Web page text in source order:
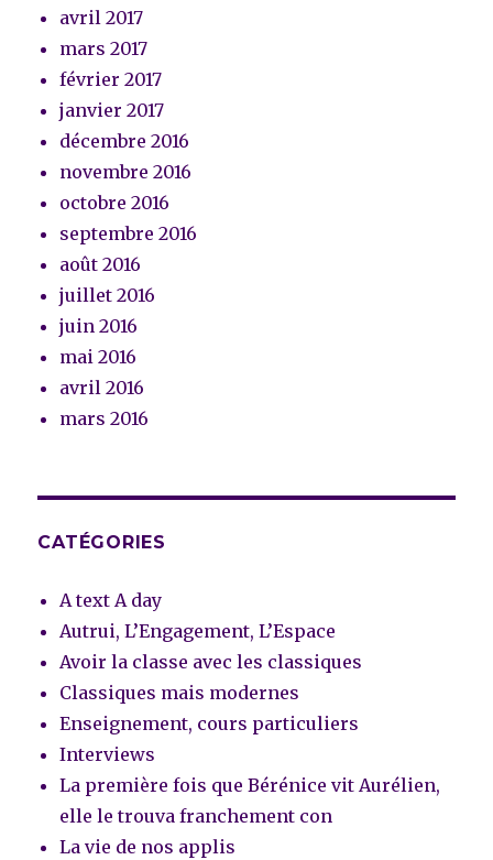
avril 2017
mars 2017
février 2017
janvier 2017
décembre 2016
novembre 2016
octobre 2016
septembre 2016
août 2016
juillet 2016
juin 2016
mai 2016
avril 2016
mars 2016
CATÉGORIES
A text A day
Autrui, L’Engagement, L’Espace
Avoir la classe avec les classiques
Classiques mais modernes
Enseignement, cours particuliers
Interviews
La première fois que Bérénice vit Aurélien,
elle le trouva franchement con
La vie de nos applis